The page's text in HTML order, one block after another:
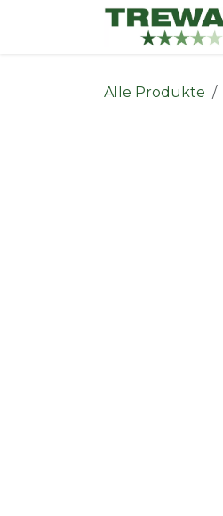
Zum Inhalt springen
Alle Produkte